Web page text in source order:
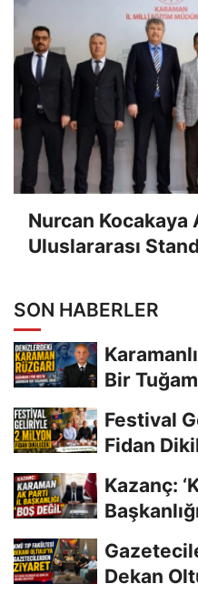
Nurcan Kocakaya
Uluslararası
SON HABERLER
Bir
Festival
Fidan
Kazanç:
Dekan